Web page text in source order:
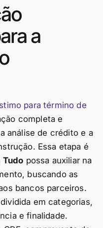
a
para término de
completa e
análise de crédito e a
Essa etapa é
Tudo possa auxiliar na
buscando as
bancos parceiros.
em categorias,
e finalidade.